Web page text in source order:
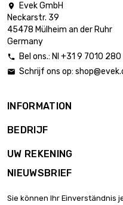
breedte : 100mm
lengte : 750mm
Dikte / sterkte :
breedte : 150mm
2mm
breedte : 150mm
2mm
lengte : 250mm
Dikte / sterkte :

Evek GmbH
Neckarstr. 39
45478 Mülheim an der Ruhr
Germany
 Bel ons.: Nl +31 9 7010
 Schrijf ons op:
INFORMATION
BEDRIJF
UW REKENING
NIEUWSBRIEF
Sie können Ihr Einverständnis